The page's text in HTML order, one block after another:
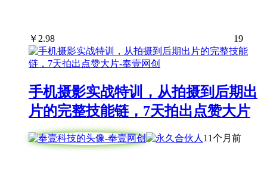
￥ 2.98 19
手机摄影实战特训，从拍摄到后期出
片的完整技能链，7天拍出点赞大片
11个月前